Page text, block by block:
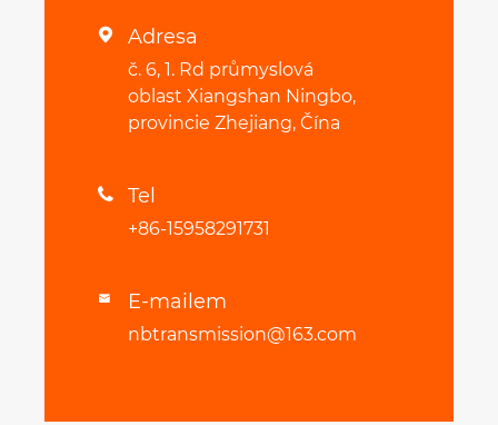
 Adresa
č. 6, 1. Rd průmyslová
oblast Xiangshan Ningbo,
provincie Zhejiang, Čína
 Tel
+86-15958291731
 E-mailem
nbtransmission@163.com